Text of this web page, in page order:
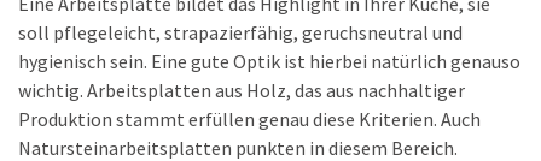
soll pflegeleicht, strapazierfähig, geruchsneutral und
hygienisch sein. Eine gute Optik ist hierbei natürlich genauso
wichtig. Arbeitsplatten aus Holz, das aus nachhaltiger
Produktion stammt erfüllen genau diese Kriterien. Auch
Natursteinarbeitsplatten punkten in diesem Bereich.